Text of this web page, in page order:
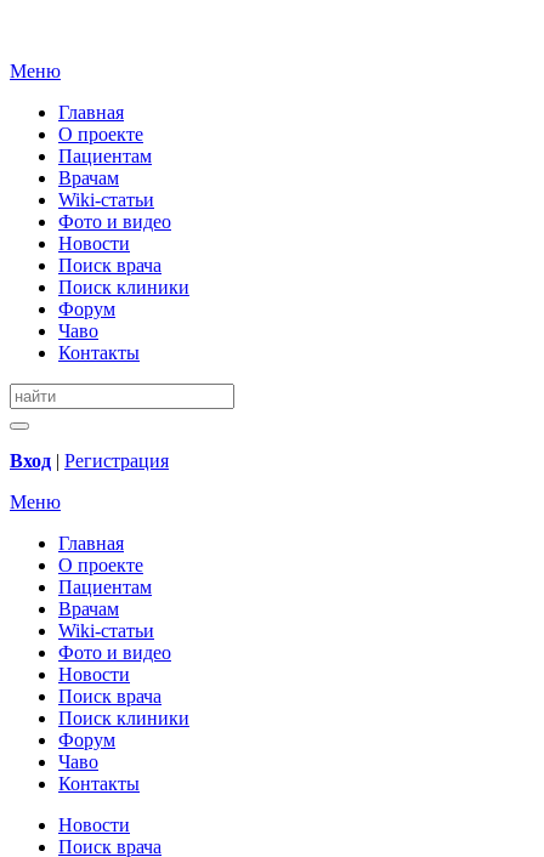
Меню
Главная
О проекте
Пациентам
Врачам
Wiki-статьи
Фото и видео
Новости
Поиск врача
Поиск клиники
Форум
Чаво
Контакты
Вход | Регистрация
Меню
Главная
О проекте
Пациентам
Врачам
Wiki-статьи
Фото и видео
Новости
Поиск врача
Поиск клиники
Форум
Чаво
Контакты
Новости
Поиск врача